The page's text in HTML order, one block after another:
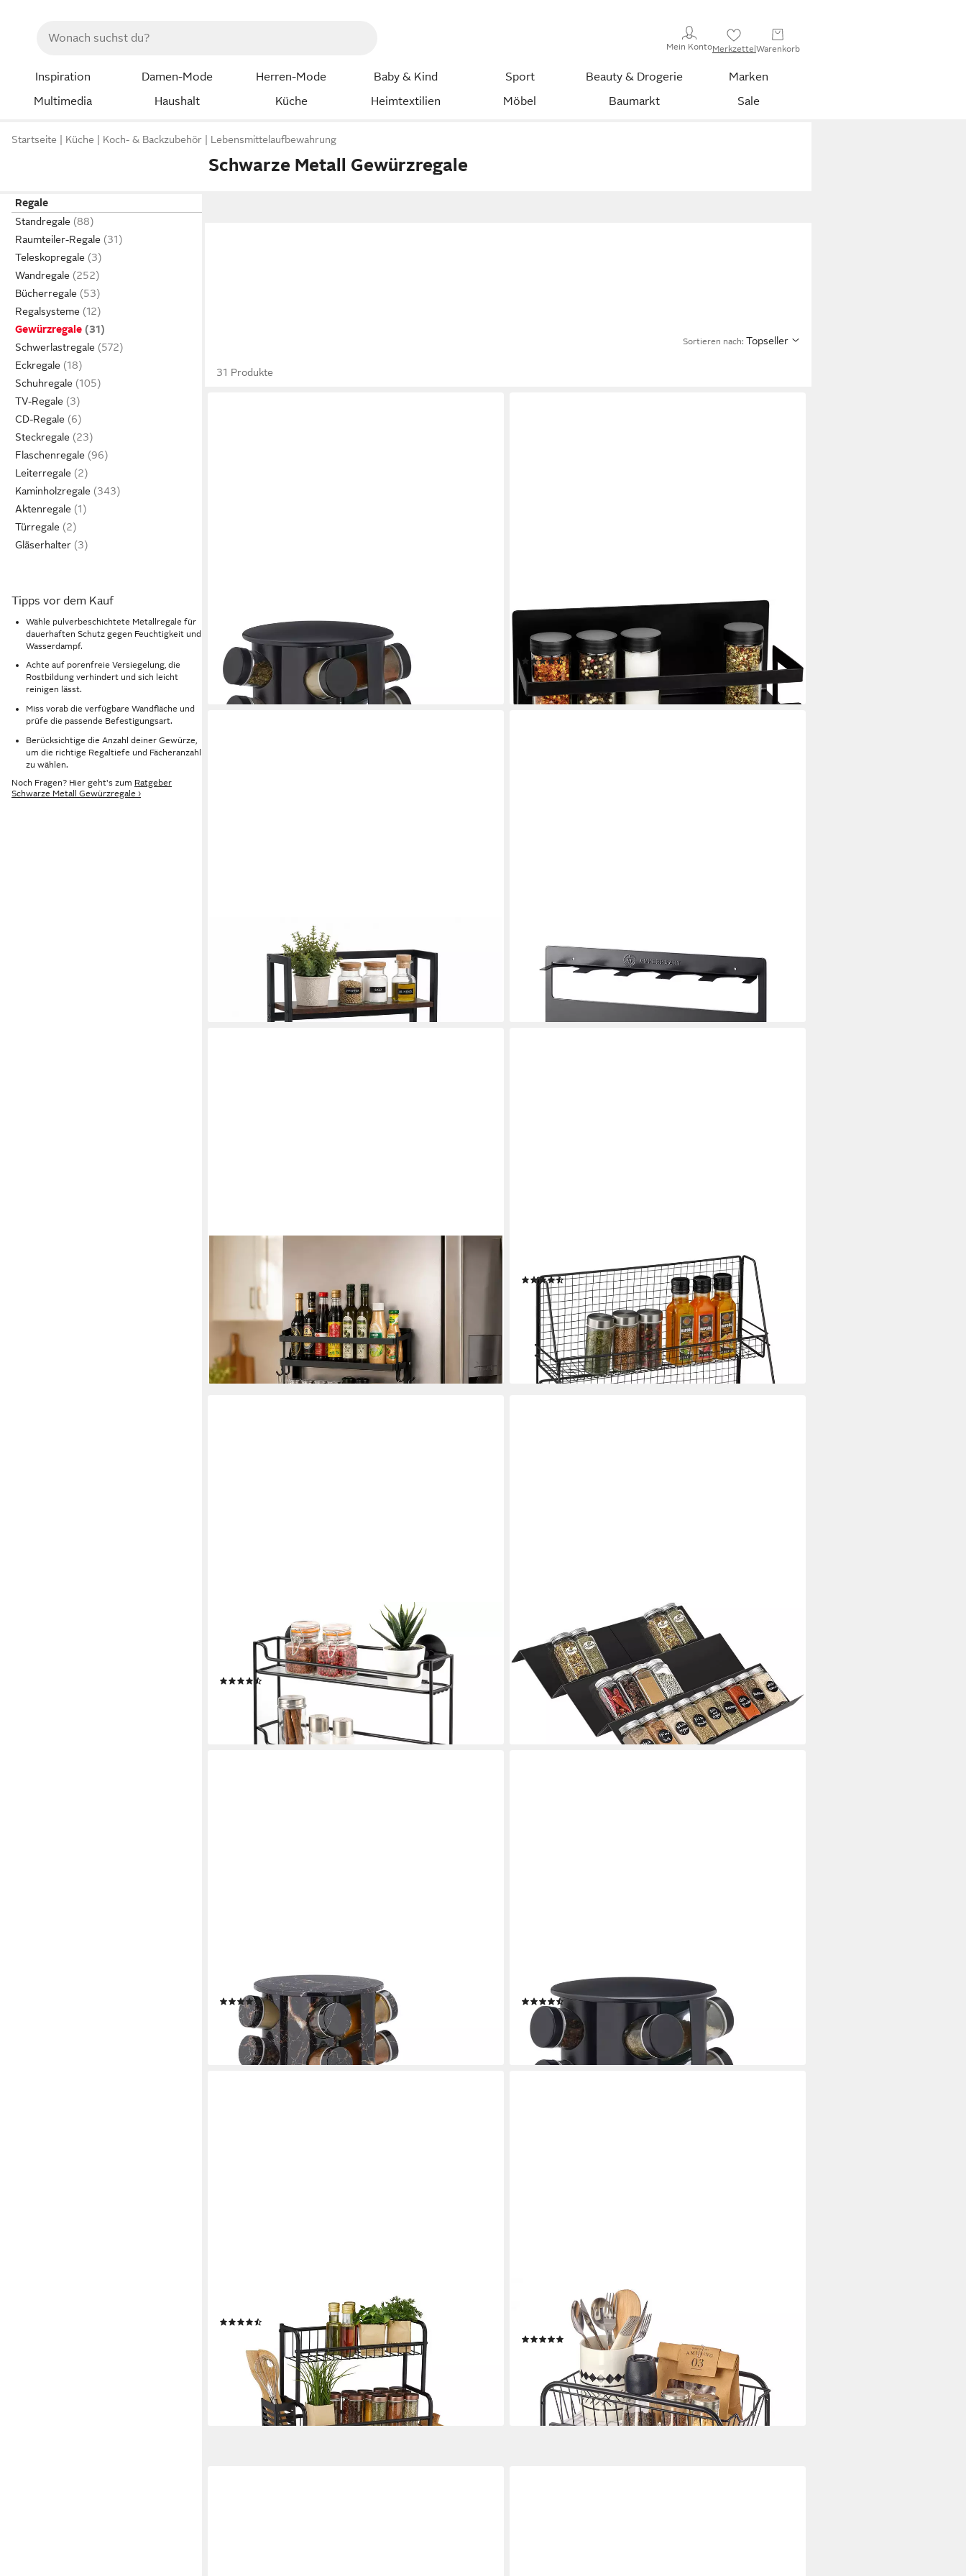
Mein KontoMerkzettelWarenkorb
Inspiration Damen-Mode Herren-Mode Baby & Kind Sport Beauty & Drogerie
Marken
Multimedia
Haushalt Küche Heimtextilien Möbel Baumarkt Sale
Startseite Küche Koch- & Backzubehör Lebensmittelaufbewahrung
Schwarze Metall Gewürzregale
Regale
Standregale
Raumteiler-Regale
Teleskopregale
Wandregale
Bücherregale
Regalsysteme
Gewürzregale
Schwerlastregale
Eckregale
Schuhregale
TV-Regale
CD-Regale
Steckregale
Flaschenregale
Leiterregale
Kaminholzregale
Aktenregale
Türregale
Gläserhalter
Tipps vor dem Kauf
Wähle pulverbeschichtete Metallregale für
dauerhaften Schutz gegen Feuchtigkeit und
Wasserdampf.
Achte auf porenfreie Versiegelung, die
Rostbildung verhindert und sich leicht
reinigen lässt.
Miss vorab die verfügbare Wandfläche und
prüfe die passende Befestigungsart.
Berücksichtige die Anzahl deiner Gewürze,
um die richtige Regaltiefe und Fächeranzahl
zu wählen.
Noch Fragen? Hier geht's zum Ratgeber
Schwarze Metall Gewürzregale ›
Sortieren nach: Topseller
31 Produkte
Gewürzregal Gewürzkarussell mit 16 Gläsern
31,99 € UVP59,99 €
-47%
lieferbar - in 2-3 Werktagen bei dir
Gewürzregal Modell Ima, magnetisches Küchenregal,
pulverbeschichtetes Metall
(16)
19,99 €
lieferbar - in 3-4 Werktagen bei dir
Gewürzregal Küchenregal Arbeitsplatte, 3 Ablagen
ab 17,99 € UVP39,99 €
lieferbar - in 2-3 Werktagen bei dir
Gewürzregal Ankerkraut 15er Gewürz-Regal, für 15
Gewürzgläser
(49,99 €/ 1 kg)
lieferbar - in 2-3 Werktagen bei dir
Gewürzregal Magnetisches Küchenregal, Wandregal mit
Küchenrollenhalter und 4 Haken, 1er Set 1-tlg., 2 Etagen
Wand Regal für Küchen/Badezimmer, Ohne Bohren,
Schwarz
21,99 €
49,99 €
-56%
lieferbar - in 4-5 Werktagen bei dir
Gewürzregal Metall Schwarz
(8)
14,99 € UVP29,99 €
-50%
lieferbar - in 2-3 Werktagen bei dir
Gewürzregal Gewürzregal zur Wandmontage, 3 Ebenen,
schwarz, Kleben oder Bohren, 1-tlg., zum Kleben und
(19)
UVP42,99 €
lieferbar - in 2-3 Werktagen bei dir
Gewürzregal Gewürzregale 6 Stk Ausziehbar, Küchen
Organizer, Schublade Ordnungssystem Dosenregal
28,99 € 59,53 €
-51%
lieferbar - in 7-9 Werktagen bei dir
Gewürzregal Gewürzkarussell in Marmoroptik
(2)
34,99 € UVP 59,99 €
lieferbar - in 2-3 Werktagen bei dir
Gewürzregal Gewürzkarussell mit 12 Gläsern
(6)
26,99 € UVP
-55%
lieferbar - in 2-3 Werktagen bei dir
Gewürzregal Küchenregal für die Arbeitsplatte
(23)
59,99 €
lieferbar - in 2-3 Werktagen bei dir
Gewürzregal Küchen-Organizer, 1-tlg., Küchenregal,
Ordnungssystem, 2 Ebenen, stapelbar, erweiterbar
37,14 €
lieferbar - in 4-5 Werktagen bei dir